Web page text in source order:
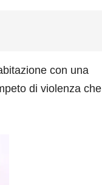
con una
di violenza che